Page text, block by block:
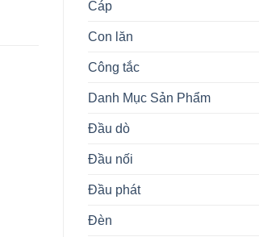
Cáp
Con lăn
Công tắc
Danh Mục Sản Phẩm
Đầu dò
Đầu nối
Đầu phát
Đèn
81521501 Controller
Vietnam